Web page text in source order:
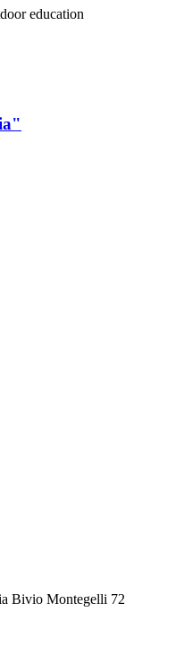
education
Bivio Montegelli 72